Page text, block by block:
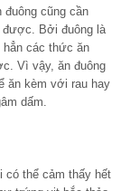
cũng cần
được. Bởi đuông là
hẳn các thức ăn
Vì vậy, ăn đuông
ăn kèm với rau hay
dấm.
có thể cảm thấy hết